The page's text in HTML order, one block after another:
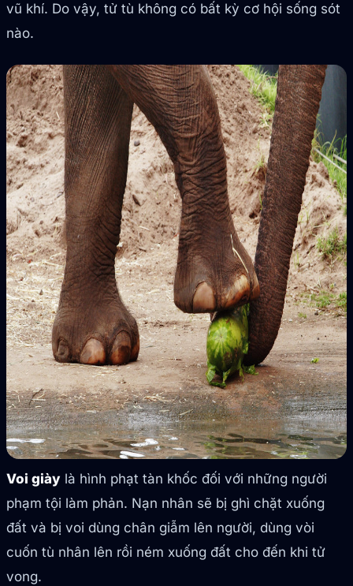
vũ khí. Do vậy, tử tù không có bất kỳ cơ hội sống sót
nào.
Voi giày là hình phạt tàn khốc đối với những người
phạm tội làm phản. Nạn nhân sẽ bị ghì chặt xuống
đất và bị voi dùng chân giẫm lên người, dùng vòi
cuốn tù nhân lên rồi ném xuống đất cho đến khi tử
vong.